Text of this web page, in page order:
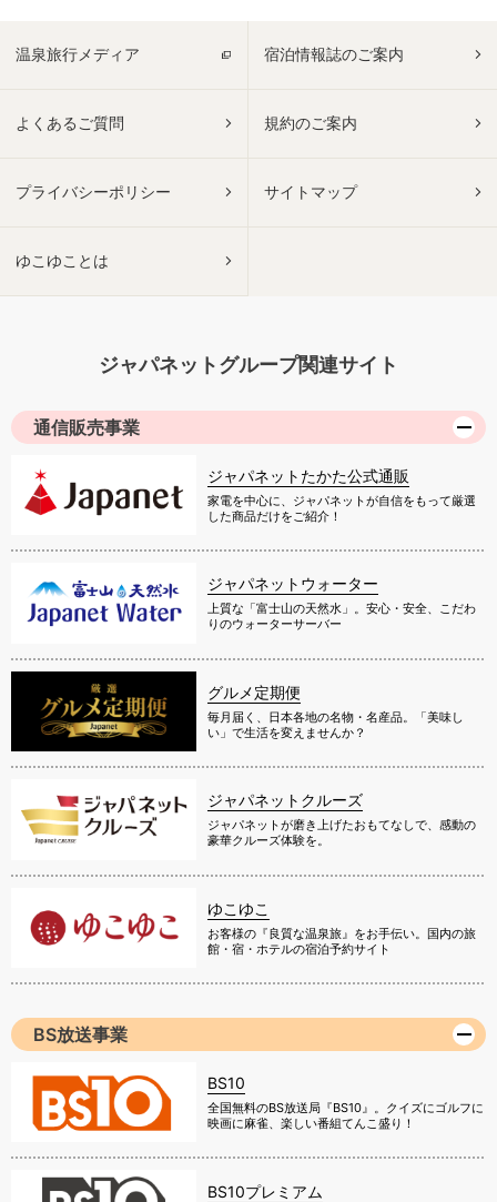
温泉旅行メディア 宿泊情報誌のご案内
よくあるご質問 規約のご案内
プライバシーポリシー サイトマップ
ゆこゆことは
ジャパネットグループ関連サイト
通信販売事業
ジャパネットたかた公式通販
家電を中心に、ジャパネットが自信をもって厳選
した商品だけをご紹介！
ジャパネットウォーター
上質な「富士山の天然水」。安心・安全、こだわ
りのウォーターサーバー
グルメ定期便
毎月届く、日本各地の名物・名産品。「美味し
い」で生活を変えませんか？
ジャパネットクルーズ
ジャパネットが磨き上げたおもてなしで、感動の
豪華クルーズ体験を。
ゆこゆこ
お客様の『良質な温泉旅』をお手伝い。国内の旅
館・宿・ホテルの宿泊予約サイト
BS放送事業
BS10
全国無料のBS放送局『BS10』。クイズにゴルフに
映画に麻雀、楽しい番組てんこ盛り！
BS10プレミアム